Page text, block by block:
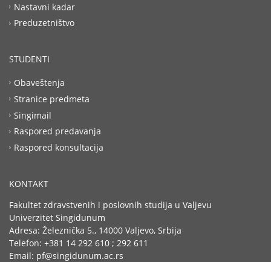
Nastavni kadar
Preduzetništvo
STUDENTI
Obaveštenja
Stranice predmeta
Singimail
Raspored predavanja
Raspored konsultacija
KONTAKT
Fakultet zdravstvenih i poslovnih studija u Valjevu
Univerzitet Singidunum
Adresa: Železnička 5., 14000 Valjevo, Srbija
Telefon: +381 14 292 610 ; 292 611
Email: pf@singidunum.ac.rs